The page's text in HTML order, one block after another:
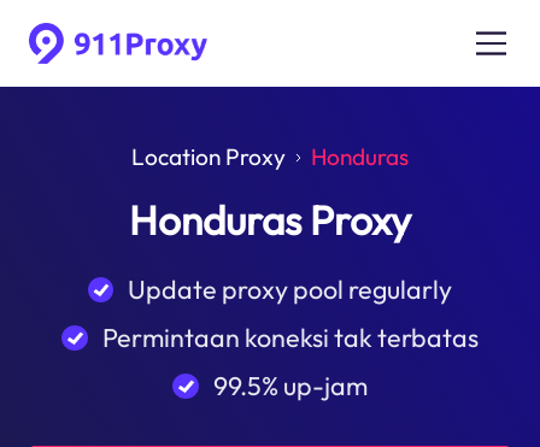
Location Proxy Honduras
Honduras Proxy
Update proxy pool regularly
Permintaan koneksi tak terbatas
99.5% up-jam